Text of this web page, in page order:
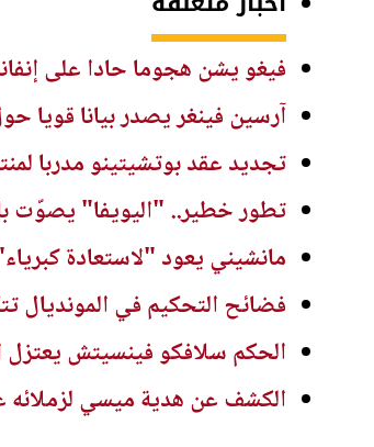
فيغو يشن هجوما حادا على
آرسين فينغر يصدر بيانا
تجديد عقد بوتشيتينو مدربا
تطور خطير.. "اليويفا" يصوّت
مانشيني يعود "لاستعادة
فضائح التحكيم في المونديال
الحكم سلافكو فينسيتش يعتزل
الكشف عن هدية ميسي لزملائه